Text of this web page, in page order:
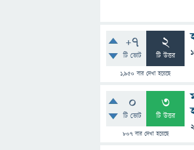
+7
টি ভোট
2
টি উত্তর
1,950 বার দেখা হয়েছে
0
টি ভোট
3
টি উত্তর
807বার দেখা হয়েছে